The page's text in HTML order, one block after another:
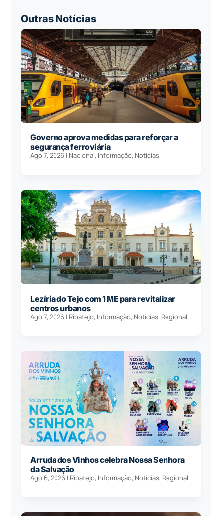
Outras Notícias
Governo aprova medidas para reforçar a
segurança ferroviária
Ago 7, 2026 | Nacional, Informação, Notícias
Lezíria do Tejo com 1 ME para revitalizar
centros urbanos
Ago 7, 2026 | Ribatejo, Informação, Notícias, Regional
Arruda dos Vinhos celebra Nossa Senhora
da Salvação
Ago 6, 2026 | Ribatejo, Informação, Notícias, Regional